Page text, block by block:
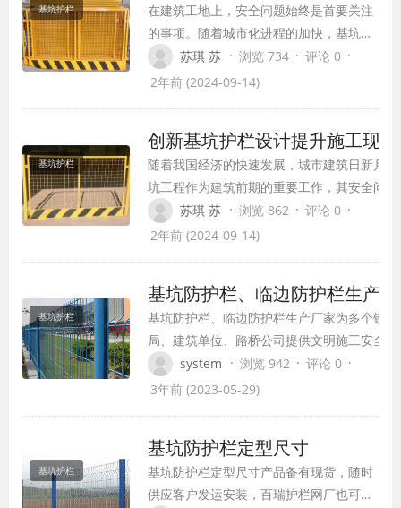
基坑护栏
在建筑工地上，安全问题始终是首要关注
的事项。随着城市化进程的加快，基坑工
程作为建筑项目的重要组成部分，其安全
防护措施显得尤为关键。基坑护栏作为基
探讨基坑护栏的重要性以及其在实际工程
中的应用。
苏琪 苏 · 浏览 734 · 评论 0 ·
2年前 (2024-09-14)
基坑护栏
创新基坑护栏设计提升施工现
随着我国经济的快速发展，城市建筑日新月
坑工程作为建筑前期的重要工作，其安全问
凸显。基坑护栏作为基坑工程安全防护的关
部分，其设计创新对于提升施工现场的安全
苏琪 苏 · 浏览 862 · 评论 0 ·
2年前 (2024-09-14)
基坑护栏
基坑防护栏、临边防护栏生产
基坑防护栏、临边防护栏生产厂家为多个铁路
局、建筑单位、路桥公司提供文明施工安全
的临时防护栏、泥浆池围栏网、安全网围栏
属栏片，基坑防护栏、临边防护栏生产厂家
system · 浏览 942 · 评论 0 ·
3年前 (2023-05-29)
基坑护栏
基坑防护栏定型尺寸
基坑防护栏定型尺寸产品备有现货，随时
供应客户发运安装，百瑞护栏网厂也可根